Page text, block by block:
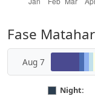
Fase
Aug 7
Night: